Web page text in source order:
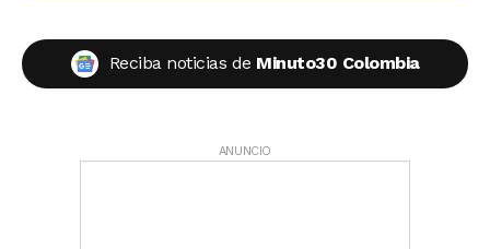
Reciba noticias de Minuto30 Colombia
ANUNCIO